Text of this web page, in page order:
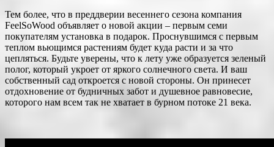
Тем более, что в преддверии весеннего сезона компания
FeelSoWood объявляет о новой акции – первым семи
покупателям установка в подарок. Проснувшимся с первым
теплом вьющимся растениям будет куда расти и за что
цепляться. Будьте уверены, что к лету уже образуется зеленый
полог, который укроет от яркого солнечного света. И ваш
собственный сад откроется с новой стороны. Он принесет
отдохновение от будничных забот и душевное равновесие,
которого нам всем так не хватает в бурном потоке 21 века.